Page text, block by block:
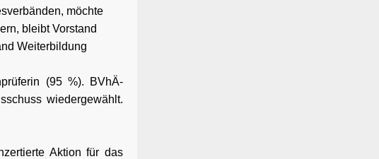
möchte
bleibt Vorstand
Weiterbildung
(95 %). BVhÄ-
wiedergewählt.
Aktion für das